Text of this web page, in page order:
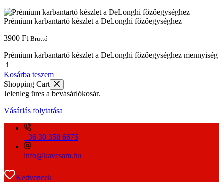
Prémium karbantartó készlet a DeLonghi főzőegységhez
3900 Ft Bruttó
Prémium karbantartó készlet a DeLonghi főzőegységhez mennyiség
Kosárba teszem
Shopping Cart
Jelenleg üres a bevásárlókosár.
Vásárlás folytatása
+36 30 358 6675
info@kavesam.hu
Kedvencek